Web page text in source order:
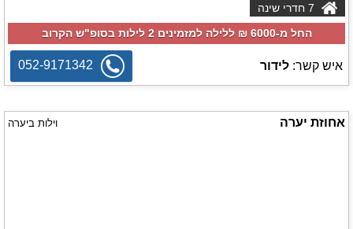
החל מ-‏6000 ₪ ללילה למזמינים 2 לילות בסופ"ש הקרוב
איש קשר: לידור 052-9171342
אחוזת יערה וילות ביערה